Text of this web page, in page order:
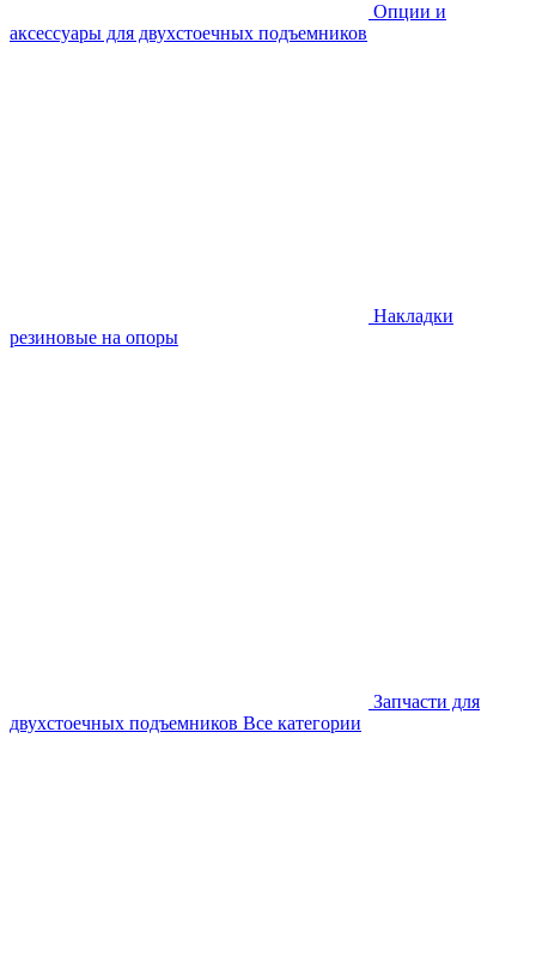
Опции и
аксессуары для двухстоечных подъемников
Накладки
резиновые на опоры
Запчасти для
двухстоечных подъемников Все категории